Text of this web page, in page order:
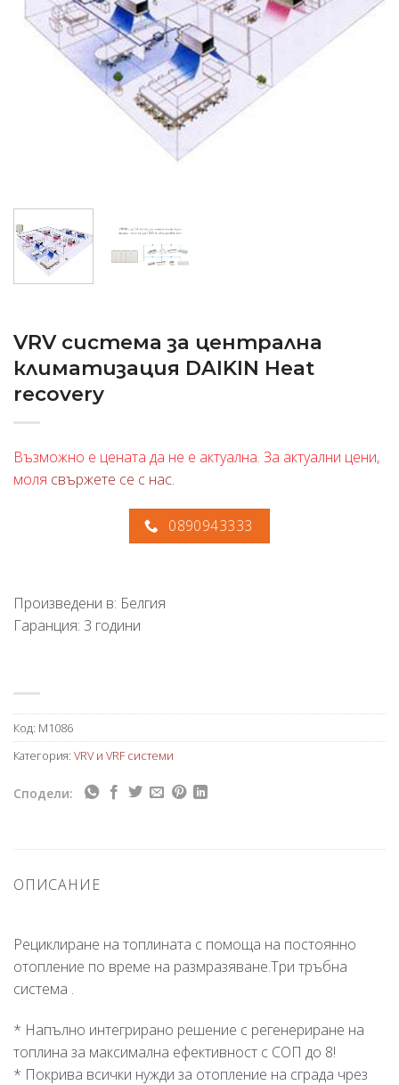
VRV система за централна
климатизация DAIKIN Heat
recovery
Възможно е цената да не е актуална. За актуални цени,
моля свържете се с нас.
0890943333
Произведени в: Белгия
Гаранция: 3 години
Код: M1086
Категория: VRV и VRF системи
Сподели:
ОПИСАНИЕ
Рециклиране на топлината с помоща на постоянно
отопление по време на размразяване.Три тръбна
система .
* Напълно интегрирано решение с регенериране на
топлина за максимална ефективност с СОП до 8!
* Покрива всички нужди за отопление на сграда чрез